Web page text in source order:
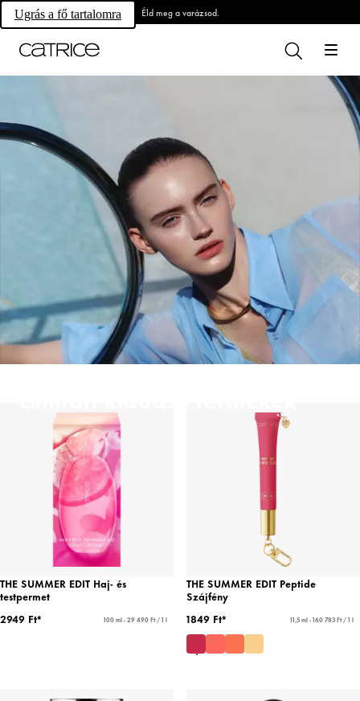
Ugrás a fő tartalomra Éld meg a varázsod.
THE SUMMER EDIT Haj- és
testpermet
2949 Ft*
100 ml - 29 490 Ft / 1 l
THE SUMMER EDIT Peptide
Szájfény
1849 Ft*
11,5 ml - 160 783 Ft / 1 l